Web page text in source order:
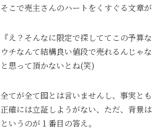
そこで売主さんのハートをくすぐる文章
『え？そんなに限定で探しててこの予算な
ウチなんて結構良い値段で売れるんじゃな
と思って頂かないとね(笑)
全てが全て囮とは言いませんし、事実とも
正確には立証しようがない、ただ、背景は
というのが１番目の答え。